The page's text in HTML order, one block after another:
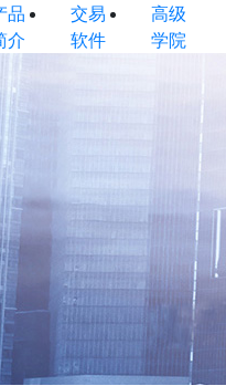
品
介
交易
软件
高级
学院